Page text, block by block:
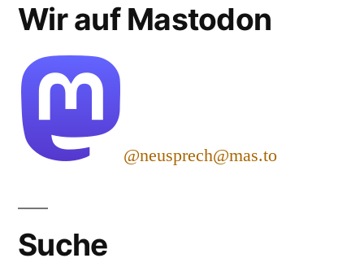
Wir auf Mastodon
@neusprech@mas.to
Suche